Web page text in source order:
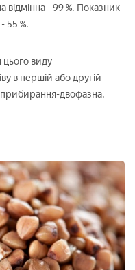
відмінна - 99 %. Показник
55 %.
цього виду
в першій або другій
двофазна.